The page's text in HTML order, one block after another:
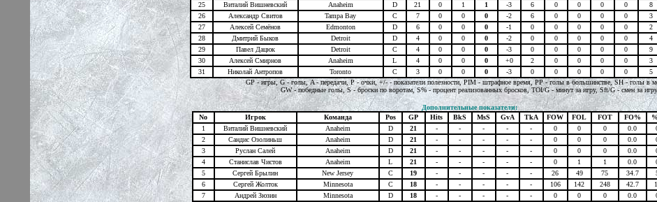
25
Виталий Вишневский Anaheim D 21 0 1 1 -3 6 0 0 0 0 8
26
Александр Свитов Tampa Bay C 7 0 0 0 -2 6 0 0 0 0 3
27
Алексей Семёнов Edmonton D 6 0 0 0 -1 0 0 0 0 0 2
28
Дмитрий Быков Detroit D 4 0 0 0 -2 0 0 0 0 0 4
29
Павел Дацюк Detroit C 4 0 0 0 -3 0 0 0 0 0 9
30
Алексей Смирнов Anaheim L 4 0 0 0 +0 2 0 0 0 0 3
31
Николай Антропов Toronto C 3 0 0 0 -3 0 0 0 0 0 5
GP - игры, G - голы, A - передачи, P - очки, +/- - показатели полезности, PIM - штрафное время, PP - голы в большинстве, SH - голы в
GW - победные голы, S - броски по воротам, S% - процент реализованных бросков, TOI/G - минут за игру, Sft/G - смен за игру
Дополнительные показатели:
No
Игрок Команда Pos GP Hits BkS MsS GvA TkA FOW FOL FOT FO%
1
Виталий Вишневский Anaheim D 21 - - - - - 0 0 0 0.0
2
Сандис Озолиньш Anaheim D 21 - - - - - 0 0 0 0.0
3
Руслан Салей Anaheim D 21 - - - - - 0 0 0 0.0
4
Станислав Чистов Anaheim L 21 - - - - - 0 1 1 0.0
5
Сергей Брылин New Jersey C 19 - - - - - 26 49 75 34.7
6
Сергей Жолток Minnesota C 18 - - - - - 106 142 248 42.7
7
Андрей Зюзин Minnesota D 18 - - - - - 0 0 0 0.0